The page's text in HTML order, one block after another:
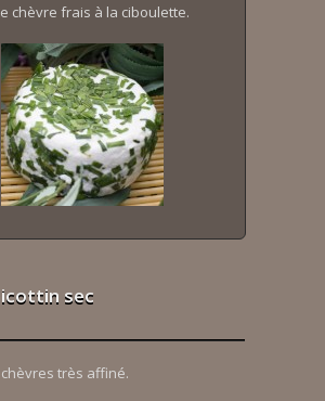
chèvre frais à la ciboulette.
sec
très affiné.